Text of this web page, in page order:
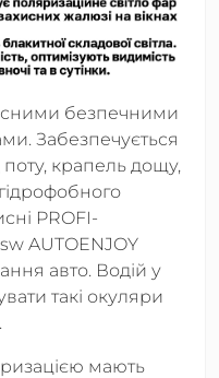
безпечними
Забезпечується
поту, крапель дощу,
PROFI-
AUTOENJOY
авто. Водій у
такі окуляри
мають